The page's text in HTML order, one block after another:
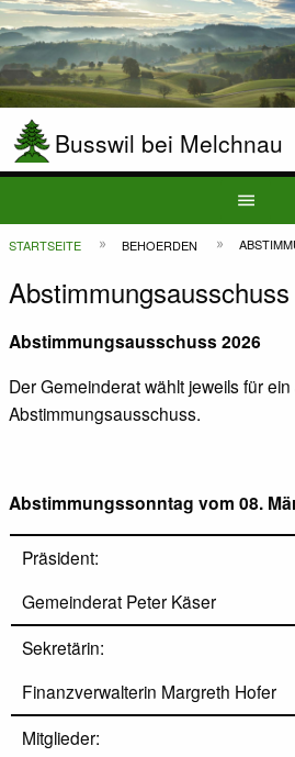
Busswil bei Melchnau
Top
Bar
menu
Pfadnavigation
STARTSEITE BEHOERDEN
Abstimmungsausschuss
Abstimmungsausschuss 2026
Der Gemeinderat wählt jeweils für
Abstimmungsausschuss.
Abstimmungssonntag vom 08.
Präsident:
Gemeinderat Peter Käser
Sekretärin:
Finanzverwalterin Margreth Hofer
Mitglieder: